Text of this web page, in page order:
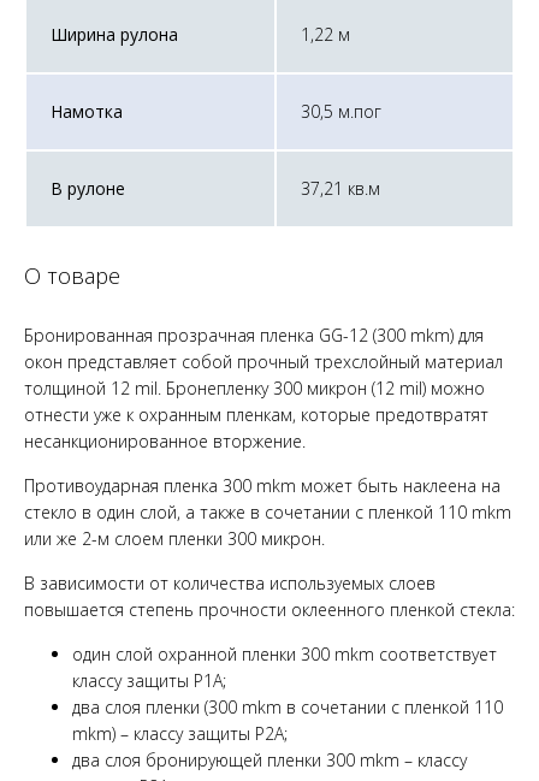
Ширина рулона 1,22 м
Намотка 30,5 м.пог
В рулоне 37,21 кв.м
О товаре
Бронированная прозрачная пленка GG-12 (300 mkm) для
окон представляет собой прочный трехслойный материал
толщиной 12 mil. Бронепленку 300 микрон (12 mil) можно
отнести уже к охранным пленкам, которые предотвратят
несанкционированное вторжение.
Противоударная пленка 300 mkm может быть наклеена на
стекло в один слой, а также в сочетании с пленкой 110 mkm
или же 2-м слоем пленки 300 микрон.
В зависимости от количества используемых слоев
повышается степень прочности оклеенного пленкой стекла:
один слой охранной пленки 300 mkm соответствует
классу защиты Р1А;
два слоя пленки (300 mkm в сочетании с пленкой 110
mkm) – классу защиты Р2А;
два слоя бронирующей пленки 300 mkm – классу